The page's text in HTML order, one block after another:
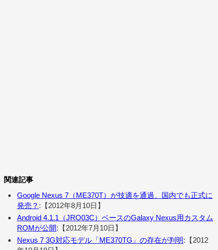
関連記事
Google Nexus 7（ME370T）が技適を通過、国内でも正式に
発売？ :【2012年8月10日】
Android 4.1.1（JRO03C）ベースのGalaxy Nexus用カスタム
ROMが公開:【2012年7月10日】
Nexus 7 3G対応モデル「ME370TG」の存在が判明:【2012